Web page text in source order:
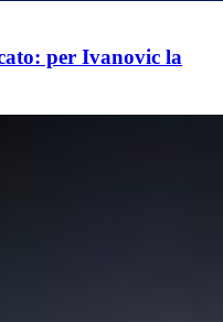
per Ivanovic la